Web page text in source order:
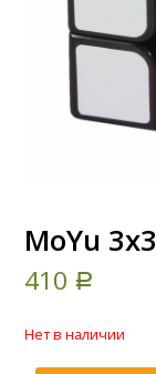
MoYu
410 Р
Нет в наличии